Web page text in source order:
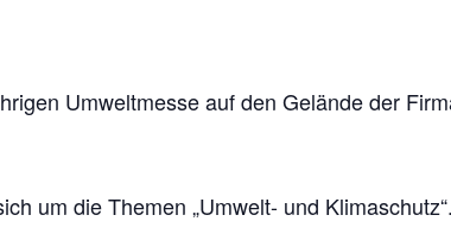
Umweltmesse auf den Gelände der
um die Themen „Umwelt- und Klimaschutz“.